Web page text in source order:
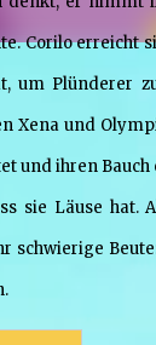
Corilo erreicht
um Plünderer
Xena und
und ihren
sie Läuse hat.
schwierige